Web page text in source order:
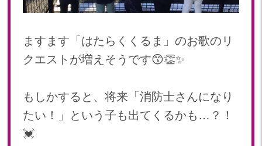
ますます「はたらくくるま」のお歌のリ
クエストが増えそうです😙👏✨
もしかすると、将来「消防士さんになり
たい！」という子も出てくるかも…？！
💓